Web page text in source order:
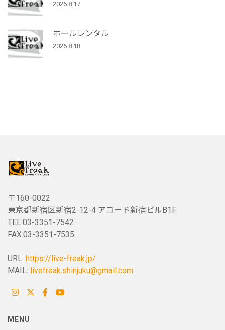
2026.8.17
ホールレンタル
2026.8.18
〒160-0022
東京都新宿区新宿2-12-4 アコード新宿ビルB1F
TEL:03-3351-7542
FAX:03-3351-7535
URL: https://live-freak.jp/
MAIL: livefreak.shinjuku@gmail.com
MENU